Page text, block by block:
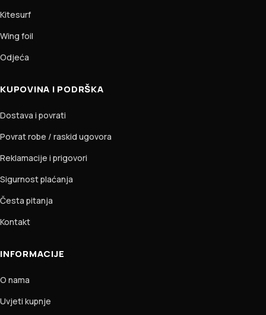
Kitesurf
Wing foil
Odjeća
KUPOVINA I PODRŠKA
Dostava i povrati
Povrat robe / raskid ugovora
Reklamacije i prigovori
Sigurnost plaćanja
Česta pitanja
Kontakt
INFORMACIJE
O nama
Uvjeti kupnje